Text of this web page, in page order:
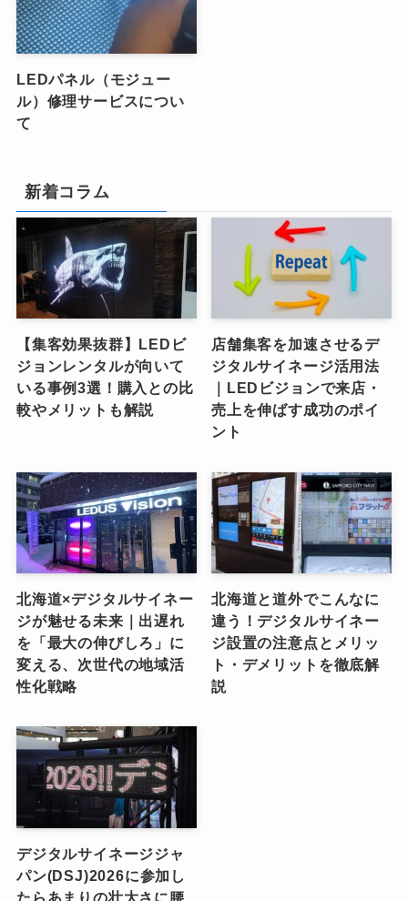
LEDパネル（モジュー
ル）修理サービスについ
て
新着コラム
【集客効果抜群】LEDビ
ジョンレンタルが向いて
いる事例3選！購入との比
較やメリットも解説
店舗集客を加速させるデ
ジタルサイネージ活用法
｜LEDビジョンで来店・
売上を伸ばす成功のポイ
ント
北海道×デジタルサイネー
ジが魅せる未来｜出遅れ
を「最大の伸びしろ」に
変える、次世代の地域活
性化戦略
北海道と道外でこんなに
違う！デジタルサイネー
ジ設置の注意点とメリッ
ト・デメリットを徹底解
説
デジタルサイネージジャ
パン(DSJ)2026に参加し
たらあまりの壮大さに腰